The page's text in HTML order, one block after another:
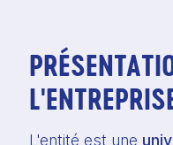
L'entité est une